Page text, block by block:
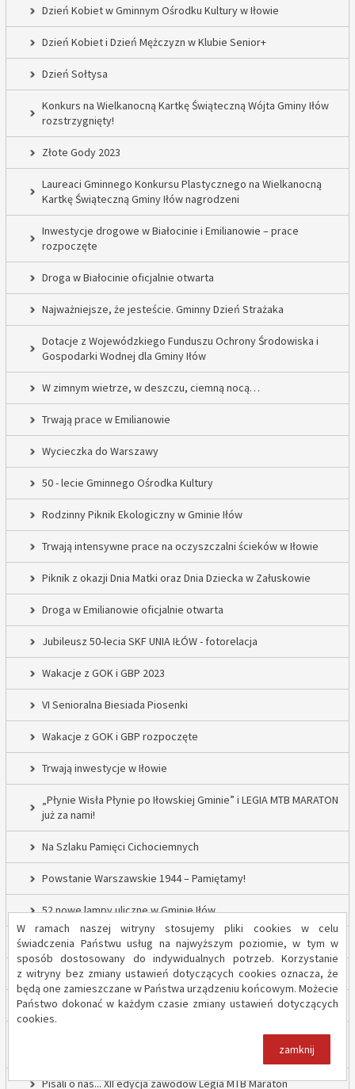
W ramach naszej witryny stosujemy pliki cookies w celu
świadczenia Państwu usług na najwyższym poziomie, w tym w
sposób dostosowany do indywidualnych potrzeb. Korzystanie
z witryny bez zmiany ustawień dotyczących cookies oznacza, że
będą one zamieszczane w Państwa urządzeniu końcowym. Możecie
Państwo dokonać w każdym czasie zmiany ustawień dotyczących
cookies.
zamknij
Dzień Kobiet w Gminnym Ośrodku Kultury w Iłowie
Dzień Kobiet i Dzień Mężczyzn w Klubie Senior+
Dzień Sołtysa
Konkurs na Wielkanocną Kartkę Świąteczną Wójta Gminy Iłów
rozstrzygnięty!
Złote Gody 2023
Laureaci Gminnego Konkursu Plastycznego na Wielkanocną
Kartkę Świąteczną Gminy Iłów nagrodzeni
Inwestycje drogowe w Białocinie i Emilianowie – prace
rozpoczęte
Droga w Białocinie oficjalnie otwarta
Najważniejsze, że jesteście. Gminny Dzień Strażaka
Dotacje z Wojewódzkiego Funduszu Ochrony Środowiska i
Gospodarki Wodnej dla Gminy Iłów
W zimnym wietrze, w deszczu, ciemną nocą…
Trwają prace w Emilianowie
Wycieczka do Warszawy
50 - lecie Gminnego Ośrodka Kultury
Rodzinny Piknik Ekologiczny w Gminie Iłów
Trwają intensywne prace na oczyszczalni ścieków w Iłowie
Piknik z okazji Dnia Matki oraz Dnia Dziecka w Załuskowie
Droga w Emilianowie oficjalnie otwarta
Jubileusz 50-lecia SKF UNIA IŁÓW - fotorelacja
Wakacje z GOK i GBP 2023
VI Senioralna Biesiada Piosenki
Wakacje z GOK i GBP rozpoczęte
Trwają inwestycje w Iłowie
„Płynie Wisła Płynie po Iłowskiej Gminie” i LEGIA MTB MARATON
już za nami!
Na Szlaku Pamięci Cichociemnych
Powstanie Warszawskie 1944 – Pamiętamy!
52 nowe lampy uliczne w Gminie Iłów
Inwestycja drogowa w Sadowie – prace rozpoczęte
Trwają inwestycje w Gminie Iłów
„Modernizacja Oczyszczalni Ścieków w Iłowie – etap II”
Strażacy z OSP Iłów walczą o pieniądze od Harnasia. Zachęcamy
Pisali o nas... XII edycja zawodów Legia MTB Maraton